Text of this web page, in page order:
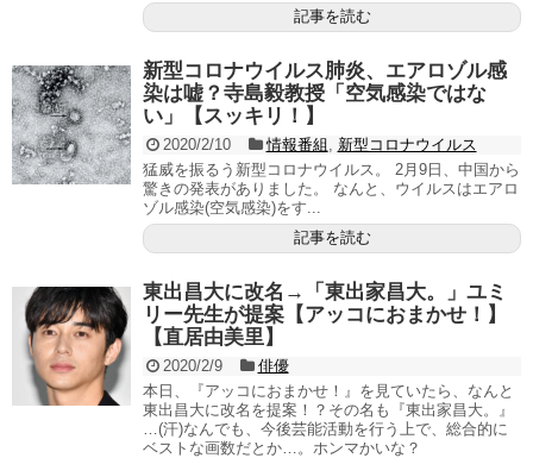
記事を読む
新型コロナウイルス肺炎、エアロゾル感
染は嘘？寺島毅教授「空気感染ではな
い」【スッキリ！】
2020/2/10 情報番組
新型コロナウイルス
猛威を振るう新型コロナウイルス。 2月9日、中国から
驚きの発表がありました。 なんと、ウイルスはエアロ
ゾル感染(空気感染)をす...
記事を読む
東出昌大に改名→「東出家昌大。」ユミ
リー先生が提案【アッコにおまかせ！】
【直居由美里】
2020/2/9
俳優
本日、『アッコにおまかせ！』を見ていたら、なんと
東出昌大に改名を提案！？その名も『東出家昌大。』
…(汗)なんでも、今後芸能活動を行う上で、総合的に
ベストな画数だとか…。ホンマかいな？